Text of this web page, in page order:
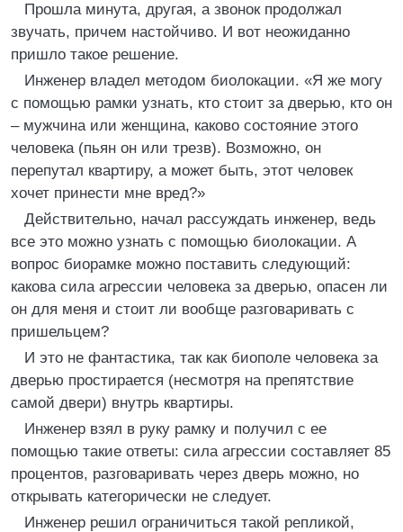
Прошла минута, другая, а звонок продолжал
звучать, причем настойчиво. И вот неожиданно
пришло такое решение.
Инженер владел методом биолокации. «Я же могу
с помощью рамки узнать, кто стоит за дверью, кто он
– мужчина или женщина, каково состояние этого
человека (пьян он или трезв). Возможно, он
перепутал квартиру, а может быть, этот человек
хочет принести мне вред?»
Действительно, начал рассуждать инженер, ведь
все это можно узнать с помощью биолокации. А
вопрос биорамке можно поставить следующий:
какова сила агрессии человека за дверью, опасен ли
он для меня и стоит ли вообще разговаривать с
пришельцем?
И это не фантастика, так как биополе человека за
дверью простирается (несмотря на препятствие
самой двери) внутрь квартиры.
Инженер взял в руку рамку и получил с ее
помощью такие ответы: сила агрессии составляет 85
процентов, разговаривать через дверь можно, но
открывать категорически не следует.
Инженер решил ограничиться такой репликой,